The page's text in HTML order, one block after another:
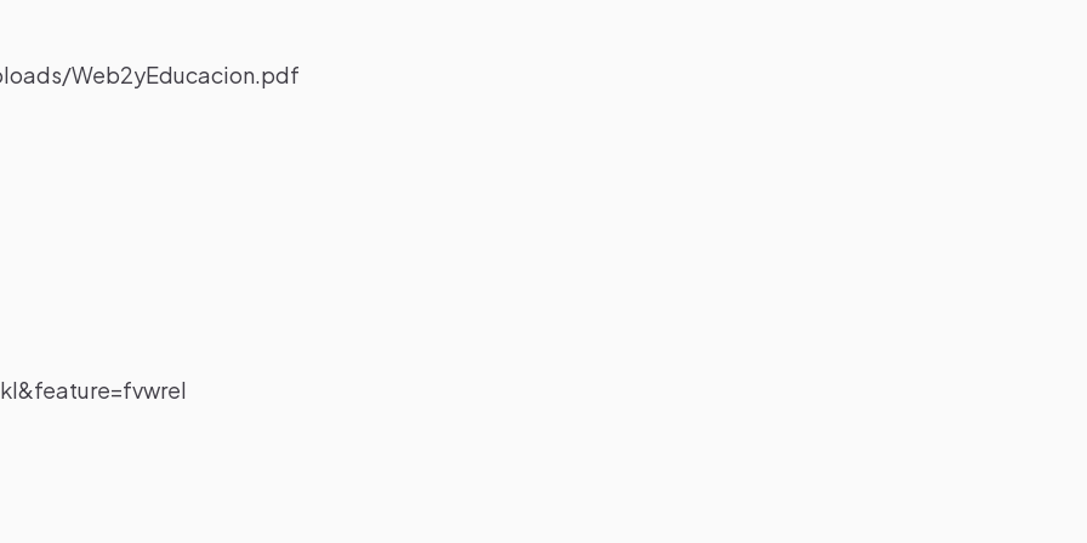
Web2yEducacion.pdf